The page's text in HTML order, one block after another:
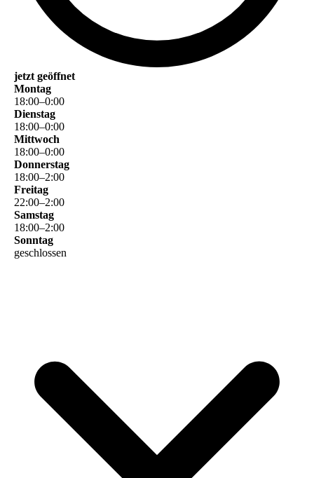
jetzt geöffnet
Montag
18:00–0:00
Dienstag
18:00–0:00
Mittwoch
18:00–0:00
Donnerstag
18:00–2:00
Freitag
22:00–2:00
Samstag
18:00–2:00
Sonntag
geschlossen